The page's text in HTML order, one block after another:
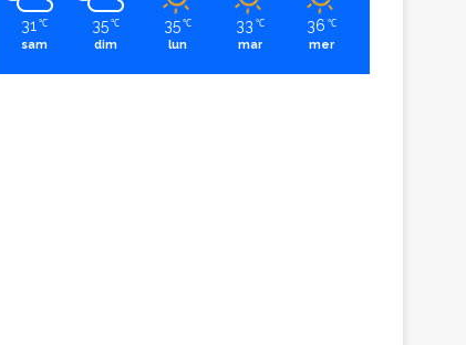
31 ℃
sam
35 ℃
dim
35 ℃
lun
33 ℃
mar
36 ℃
mer